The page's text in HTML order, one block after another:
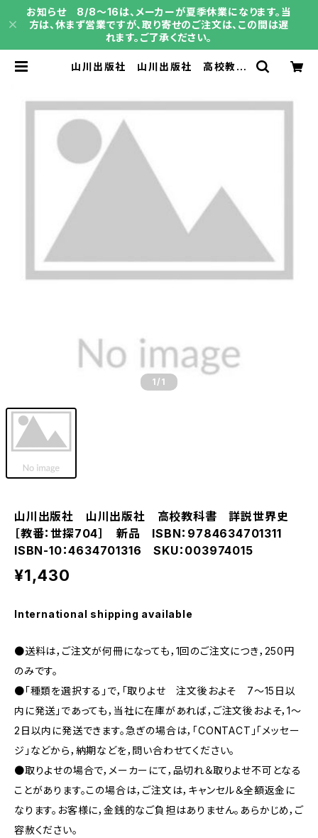
お知らせ 8/8～16は、メーカーが夏季休業になります。当
方は、休まず営業ですが、取り寄せのご注文は、この間は遅
れます。ご了承ください。
山川出版社 山川出版社 高校教科
ISBN-10：4634701316 SKU：
003974015 | 育之書店（いくのしょ
1 /1
山川出版社 山川出版社 高校教科書 詳説世界史
［教番：世探704］ 新品 ISBN：9784634701311
ISBN-10：4634701316 SKU：003974015
¥1,430
International shipping available
●送料は，ご注文が何冊になっても，1回のご注文につき，250円
のみです。
●「種類を選択する」で，「取りよせ 注文後およそ 7〜15日以
内に発送」であっても，当社に在庫があれば，ご注文後およそ，1〜
2日以内に発送できます。急ぎの場合は，「CONTACT」「メッセー
ジ」などから，納期などを，問い合わせてください。
●取りよせの場合で，メーカーにて，品切れ＆取りよせ不可となる
ことがあります。この場合は，ご注文は，キャンセル＆全額返金に
なります。お客様に，金銭的なご負担はありません。あらかじめ，ご
容赦ください。